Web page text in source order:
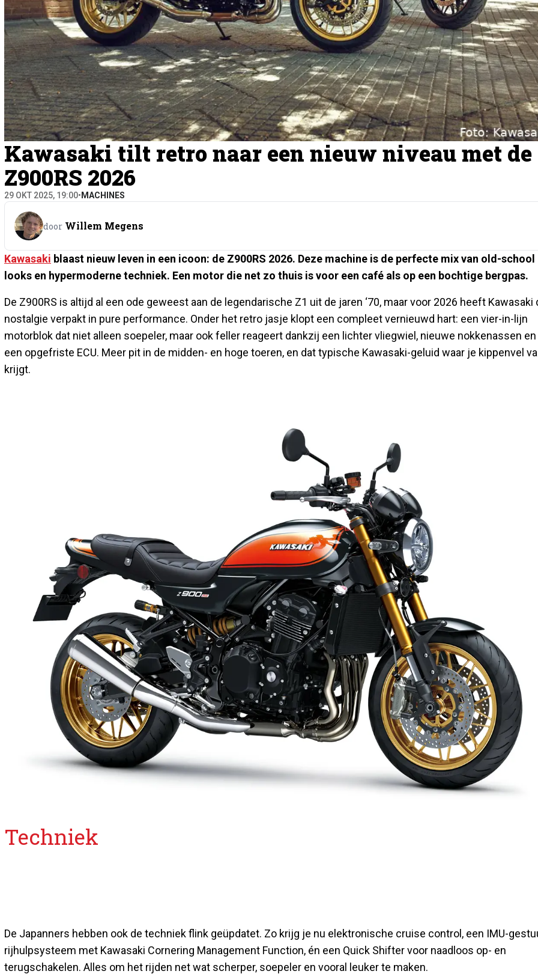
Kawasaki tilt retro naar een nieuw niveau met de
Z900RS 2026
29 OKT 2025, 19:00• MACHINES
door Willem Megens
Kawasaki blaast nieuw leven in een icoon: de Z900RS 2026. Deze machine is de perfecte mix van old-school
looks en hypermoderne techniek. Een motor die net zo thuis is voor een café als op een bochtige bergpas.
De Z900RS is altijd al een ode geweest aan de legendarische Z1 uit de jaren ‘70, maar voor 2026 heeft Kawasaki
nostalgie verpakt in pure performance. Onder het retro jasje klopt een compleet vernieuwd hart: een vier-in-lijn
motorblok dat niet alleen soepeler, maar ook feller reageert dankzij een lichter vliegwiel, nieuwe nokkenassen en
een opgefriste ECU. Meer pit in de midden- en hoge toeren, en dat typische Kawasaki-geluid waar je kippenvel
krijgt.
Techniek
De Japanners hebben ook de techniek flink geüpdatet. Zo krijg je nu elektronische cruise control, een IMU-
rijhulpsysteem met Kawasaki Cornering Management Function, én een Quick Shifter voor naadloos op- en
terugschakelen. Alles om het rijden net wat scherper, soepeler en vooral leuker te maken.